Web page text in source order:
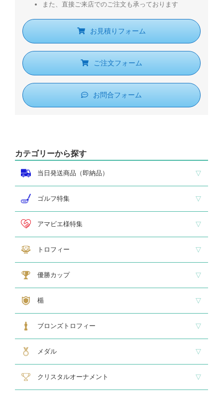
また、直接ご来店でのご注文も承っております
お見積りフォーム
ご注文フォーム
お問合フォーム
カテゴリーから探す
当日発送商品（即納品）
即納品 トロフィー
即納品 優勝カップ
即納品 クリスタル
即納品 特価品
ゴルフ特集
ホールインワン
ゴルフ専用カップ
ゴルフ専用ブロンズ
ゴルフ専用クリスタル
アマビエ様特集
アマビエ木札
アマビエボールチェーンキーホルダー
アマビエトロフィー
トロフィー
大型トロフィー
中型トロフィー１
中型トロフィー２
小型トロフィー
メダル交換式トロフィー
ペナント優勝カップ
大型・高級カップ
レリーフ交換式カップ
スタンダードカップ
デザインカップ
ゴルフ専用カップ
オニックスカップ
ガラスカップ
カラーカップ
ゴールドカップ
プラスチックカップ
ペナント
楯
スタンダード楯１
スタンダード楯２
スタンダード楯３
ゴルフ・野球・サッカー
その他スポーツ、文化系専用楯
メダル・レリーフ交換式楯
ハローキティ楯
ブロンズトロフィー
スタンダードブロンズ
各種専用ブロンズ
ゴルフ専用ブロンズ
メダル・レリーフ交換式ブロンズ
ハローキティブロンズ
メダル
スタンダードメダル
大きなメダル(70mmφ～)
レリーフ式勲章型メダル
オリジナルメダル
メダルケース
クリスタルオーナメント